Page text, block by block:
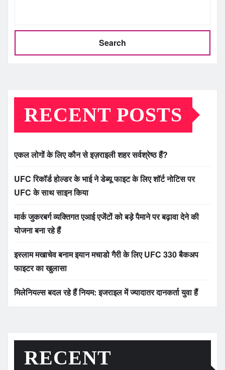
Search
RECENT POSTS
एकल लोगों के लिए कौन से इज़राइली शहर सर्वश्रेष्ठ हैं?
UFC रिकॉर्ड होल्डर के भाई ने डेब्यू फाइट के लिए शॉर्ट नोटिस पर
UFC के साथ साइन किया
मार्क जुकरबर्ग व्यक्तिगत एआई एजेंटों को बड़े पैमाने पर बढ़ावा देने की
योजना बना रहे हैं
इस्लाम मखाचेव बनाम इयान मचाडो गैरी के लिए UFC 330 बैकअप
फाइटर का खुलासा
मिलेनियल्स बदल रहे हैं नियम: इजराइल में ज्यादातर दानकर्ता युवा हैं
RECENT